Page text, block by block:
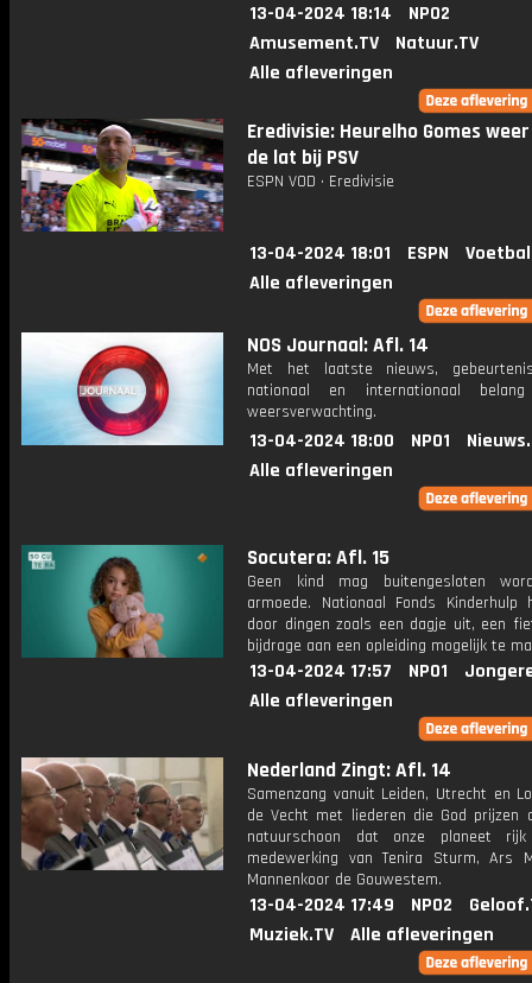
13-04-2024 18:14
NPO2
Amusement.TV
Natuur.TV
Alle afleveringen
Eredivisie: Heurelho Gomes
de lat bij PSV
ESPN VOD • Eredivisie
13-04-2024 18:01 ESPN
Alle afleveringen
NOS Journaal: Afl. 14
Met het laatste nieuws,
nationaal en internationaal
weersverwachting.
13-04-2024 18:00 NPO1
Alle afleveringen
Socutera: Afl. 15
Geen kind mag buitengesloten
armoede. Nationaal Fonds Kinderhulp
door dingen zoals een dagje uit, een
bijdrage aan een opleiding mogelijk te
13-04-2024 17:57 NPO1
Alle afleveringen
Nederland Zingt: Afl. 14
Samenzang vanuit Leiden, Utrecht en
de Vecht met liederen die God prijzen
natuurschoon dat onze planeet
medewerking van Tenira Sturm, Ars
Mannenkoor de Gouwestem.
13-04-2024 17:49 NPO2
Muziek.TV
Alle afleveringen